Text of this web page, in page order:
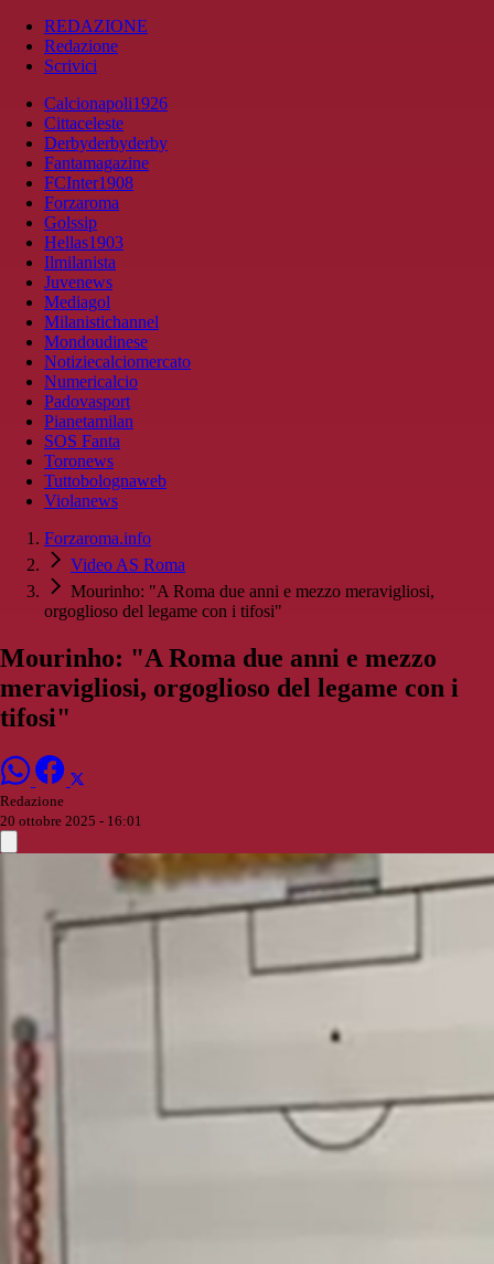
REDAZIONE
Redazione
Scrivici
Calcionapoli1926
Cittaceleste
Derbyderbyderby
Fantamagazine
FCInter1908
Forzaroma
Golssip
Hellas1903
Ilmilanista
Juvenews
Mediagol
Milanistichannel
Mondoudinese
Notiziecalciomercato
Numericalcio
Padovasport
Pianetamilan
SOS Fanta
Toronews
Tuttobolognaweb
Violanews
Forzaroma.info
Video AS Roma
Mourinho: "A Roma due anni e mezzo meravigliosi,
orgoglioso del legame con i tifosi"
Mourinho: "A Roma due anni e mezzo
meravigliosi, orgoglioso del legame con i
tifosi"
Redazione
20 ottobre 2025 - 16:01